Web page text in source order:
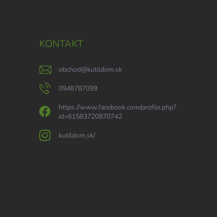
KONTAKT
obchod@kutildom.sk
0948787099
https://www.facebook.com/profile.php?
id=61583720870742
kutildom.sk/